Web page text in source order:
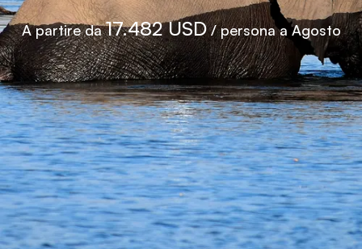
A partire da17.482 USD/ persona a Agosto